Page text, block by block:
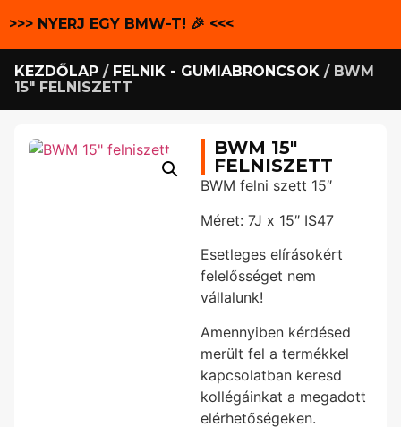
>>> NYERJ EGY BMW-T! 🎉 <<<
KEZDŐLAP / FELNIK - GUMIABRONCSOK / BWM
15″ FELNISZETT
BWM 15″
FELNISZETT
BWM felni szett 15″
Méret: 7J x 15″ IS47
Esetleges elírásokért
felelősséget nem
vállalunk!
Amennyiben kérdésed
merült fel a termékkel
kapcsolatban keresd
kollégáinkat a megadott
elérhetőségeken.